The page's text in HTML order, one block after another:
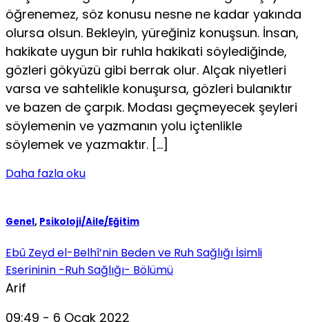
öğrenemez, söz konusu nesne ne kadar yakında
olursa olsun. Bekleyin, yüreğiniz konuşsun. İnsan,
hakikate uygun bir ruhla hakikati söylediğinde,
gözleri gökyüzü gibi berrak olur. Alçak niyetleri
varsa ve sahtelikle konuşursa, gözleri bulanıktır
ve bazen de çarpık. Modası geçmeyecek şeyleri
söylemenin ve yazmanın yolu içtenlikle
söylemek ve yazmaktır. […]
Daha fazla oku
Genel, Psikoloji/Aile/Eğitim
Ebû Zeyd el-Belhî’nin Beden ve Ruh Sağlığı İsimli
Eserininin -Ruh Sağlığı- Bölümü
Arif
09:49 - 6 Ocak 2022